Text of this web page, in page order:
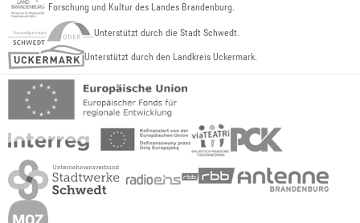
Forschung und Kultur des Landes Brandenburg.
Unterstützt durch die Stadt Schwedt.
Unterstützt durch den Landkreis Uckermark.